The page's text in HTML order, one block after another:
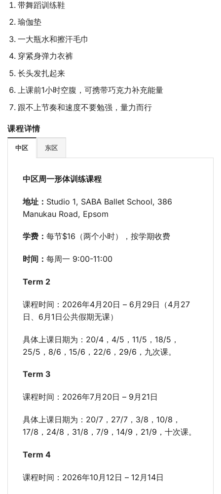
带舞蹈训练鞋
瑜伽垫
一大瓶水和擦汗毛巾
穿紧身弹力衣裤
长头发扎起来
上课前1小时空腹，可携带巧克力补充能量
跟不上节奏和速度不要勉强，量力而行
课程详情
中区 东区
中区周一形体训练课程
地址： Studio 1, SABA Ballet School, 386
Manukau Road, Epsom
学费： 每节$16（两个小时），按学期收费
时间： 每周一 9:00-11:00
Term 2
课程时间：2026年4月20日 – 6月29日（4月27
日、6月1日公共假期无课）
具体上课日期为：20/4，4/5，11/5，18/5，
25/5，8/6，15/6，22/6，29/6，九次课。
Term 3
课程时间：2026年7月20日 – 9月21日
具体上课日期为：20/7，27/7，3/8，10/8，
17/8，24/8，31/8，7/9，14/9，21/9，十次课。
Term 4
课程时间：2026年10月12日 – 12月14日